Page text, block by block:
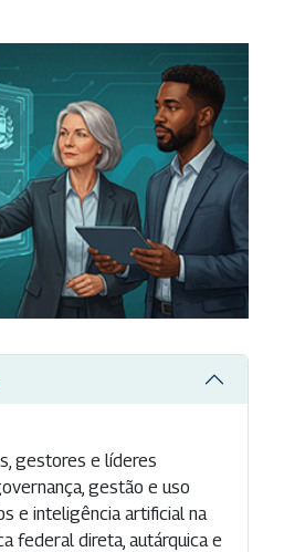
gestores e líderes
gestão e uso
e inteligência artificial na
federal direta, autárquica e